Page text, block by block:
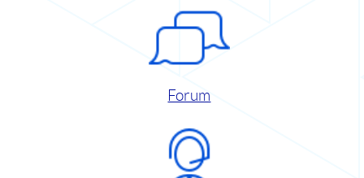
Forum